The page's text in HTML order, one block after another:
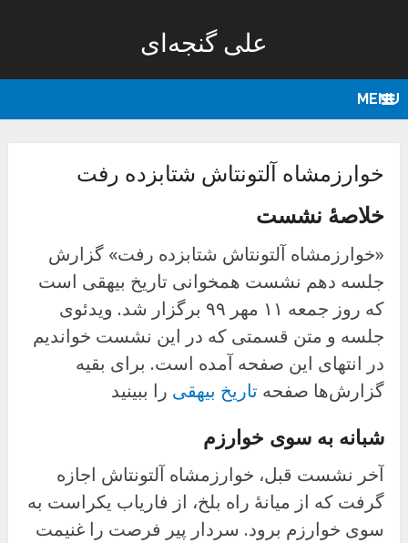
علی گنجه‌ای
MENU
خوارزمشاه آلتونتاش شتابزده رفت
خلاصهٔ نشست
«خوارزمشاه آلتونتاش شتابزده رفت» گزارش
جلسه دهم نشست همخوانی تاریخ بیهقی است
که روز جمعه ۱۱ مهر ۹۹ برگزار شد. ویدئوی
جلسه و متن قسمتی که در این نشست خواندیم
در انتهای این صفحه آمده است. برای بقیه
گزارش‌ها صفحه تاریخ بیهقی را ببینید
شبانه به سوی خوارزم
آخر نشست قبل، خوارزمشاه آلتونتاش اجازه
گرفت که از میانهٔ راه بلخ، از فاریاب یکراست به
سوی خوارزم برود. سردار پیر فرصت را غنیمت